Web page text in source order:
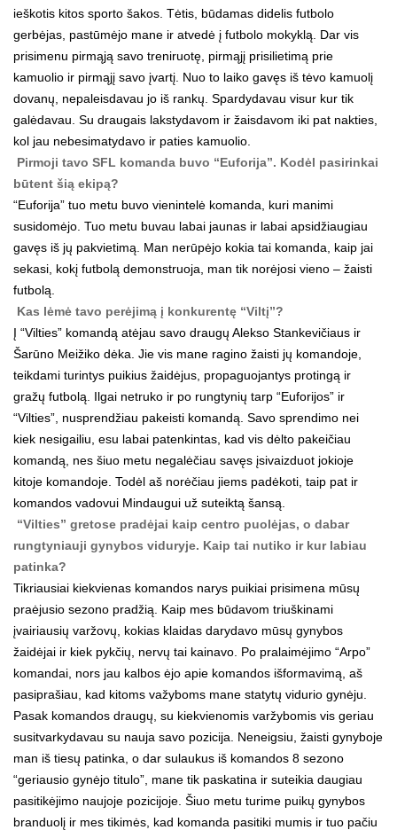
ieškotis kitos sporto šakos. Tėtis, būdamas didelis futbolo
gerbėjas, pastūmėjo mane ir atvedė į futbolo mokyklą. Dar vis
prisimenu pirmąją savo treniruotę, pirmąjį prisilietimą prie
kamuolio ir pirmąjį savo įvartį. Nuo to laiko gavęs iš tėvo kamuolį
dovanų, nepaleisdavau jo iš rankų. Spardydavau visur kur tik
galėdavau. Su draugais lakstydavom ir žaisdavom iki pat nakties,
kol jau nebesimatydavo ir paties kamuolio.
Pirmoji tavo SFL komanda buvo “Euforija”. Kodėl pasirinkai
būtent šią ekipą?
“Euforija” tuo metu buvo vienintelė komanda, kuri manimi
susidomėjo. Tuo metu buvau labai jaunas ir labai apsidžiaugiau
gavęs iš jų pakvietimą. Man nerūpėjo kokia tai komanda, kaip jai
sekasi, kokį futbolą demonstruoja, man tik norėjosi vieno – žaisti
futbolą.
Kas lėmė tavo perėjimą į konkurentę “Viltį”?
Į “Vilties” komandą atėjau savo draugų Alekso Stankevičiaus ir
Šarūno Meižiko dėka. Jie vis mane ragino žaisti jų komandoje,
teikdami turintys puikius žaidėjus, propaguojantys protingą ir
gražų futbolą. Ilgai netruko ir po rungtynių tarp “Euforijos” ir
“Vilties”, nusprendžiau pakeisti komandą. Savo sprendimo nei
kiek nesigailiu, esu labai patenkintas, kad vis dėlto pakeičiau
komandą, nes šiuo metu negalėčiau savęs įsivaizduot jokioje
kitoje komandoje. Todėl aš norėčiau jiems padėkoti, taip pat ir
komandos vadovui Mindaugui už suteiktą šansą.
“Vilties” gretose pradėjai kaip centro puolėjas, o dabar
rungtyniauji gynybos viduryje. Kaip tai nutiko ir kur labiau
patinka?
Tikriausiai kiekvienas komandos narys puikiai prisimena mūsų
praėjusio sezono pradžią. Kaip mes būdavom triuškinami
įvairiausių varžovų, kokias klaidas darydavo mūsų gynybos
žaidėjai ir kiek pykčių, nervų tai kainavo. Po pralaimėjimo “Arpo”
komandai, nors jau kalbos ėjo apie komandos išformavimą, aš
pasiprašiau, kad kitoms važyboms mane statytų vidurio gynėju.
Pasak komandos draugų, su kiekvienomis varžybomis vis geriau
susitvarkydavau su nauja savo pozicija. Neneigsiu, žaisti gynyboje
man iš tiesų patinka, o dar sulaukus iš komandos 8 sezono
“geriausio gynėjo titulo”, mane tik paskatina ir suteikia daugiau
pasitikėjimo naujoje pozicijoje. Šiuo metu turime puikų gynybos
branduolį ir mes tikimės, kad komanda pasitiki mumis ir tuo pačiu